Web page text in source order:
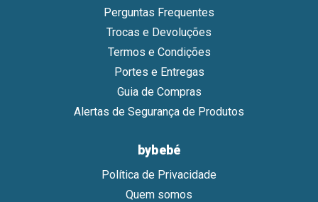
Perguntas Frequentes
Trocas e Devoluções
Termos e Condições
Portes e Entregas
Guia de Compras
Alertas de Segurança de Produtos
bybebé
Política de Privacidade
Quem somos